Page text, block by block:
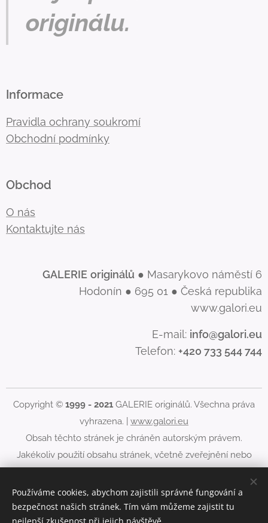
originálu.
Informace
Pravidla ochrany soukromí
Obchodní podmínky
Obchod
O nás
Kontaktujte nás
GALERIE originálů ● Masarykovo náměstí 6
Hodonín ● 695 01 ● Česká republika
www.galori.eu
E-mail: info@galori.eu
Telefon: +420 733 544 744
Copyright © 1999 - 2021 GALERIE originálů. Všechna práva
vyhrazena. | www.galori.eu
Obsah těchto stránek je chráněn autorským právem.
Jakékoliv použití obsahu stránek, včetně zveřejnění nebo
GALERIE originálů zakázáno.
Cookies
Používáme cookies, abychom zajistili správné fungování a
bezpečnost našich stránek. Tím vám můžeme zajistit tu